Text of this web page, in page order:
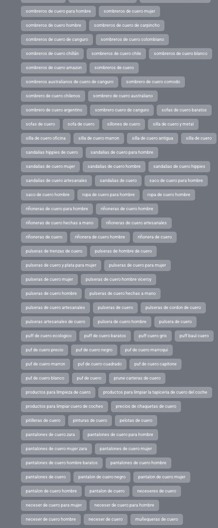
sombreros de cuero para hombre sombreros de cuero mujer
sombreros de cuero hombre sombreros de cuero de carpincho
sombreros de cuero de canguro sombreros de cuero colombiano
sombreros de cuero chillán sombreros de cuero chile sombreros de cuero blanco
sombreros de cuero amazon sombreros de cuero
sombreros australianos de cuero de canguro sombrero de cuero comodo
sombrero de cuero chilenos sombrero de cuero australiano
sombrero de cuero argentino sombrero cuero de canguro sofas de cuero baratos
sofas de cuero sofa de cuero sillones de cuero silla de cuero y metal
silla de cuero oficina silla de cuero marron silla de cuero antigua silla de cuero
sandalias hippies de cuero sandalias de cuero para hombre
sandalias de cuero mujer sandalias de cuero hombre sandalias de cuero hippies
sandalias de cuero artesanales sandalias de cuero saco de cuero para hombre
saco de cuero hombre ropa de cuero para hombre ropa de cuero hombre
riñoneras de cuero para hombre riñoneras de cuero hombre
riñoneras de cuero hechas a mano riñoneras de cuero artesanales
riñoneras de cuero riñonera de cuero hombre riñonera de cuero
pulseras de trenzas de cuero pulseras de hombre de cuero
pulseras de cuero y plata para mujer pulseras de cuero para mujer
pulseras de cuero mujer pulseras de cuero hombre viceroy
pulseras de cuero hombre pulseras de cuero hechas a mano
pulseras de cuero artesanales pulseras de cuero pulseras de cordon de cuero
pulseras artesanales de cuero pulsera de cuero hombre pulsera de cuero
puff de cuero ecologico puff de cuero baratos puff cuero gris puff baul cuero
puf de cuero precio puf de cuero negro puf de cuero marroqui
puf de cuero marron puf de cuero cuadrado puf de cuero capitone
puf de cuero blanco puf de cuero prune carteras de cuero
productos para limpieza de cuero productos para limpiar la tapiceria de cuero del coche
productos para limpiar cuero de coches precios de chaquetas de cuero
pitilleras de cuero pinturas de cuero pelotas de cuero
pantalones de cuero zara pantalones de cuero para hombre
pantalones de cuero mujer zara pantalones de cuero mujer
pantalones de cuero hombre baratos pantalones de cuero hombre
pantalones de cuero pantalon de cuero negro pantalon de cuero mujer
pantalon de cuero hombre pantalon de cuero neceseres de cuero
neceser de cuero para mujer neceser de cuero para hombre
neceser de cuero hombre neceser de cuero muñequeras de cuero